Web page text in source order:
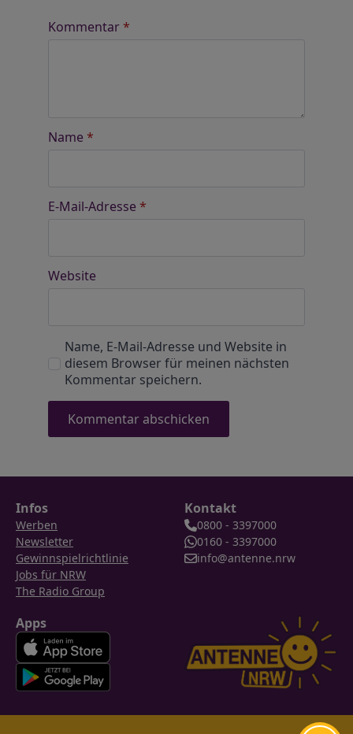
Kommentar*
Name *
E-Mail-Adresse *
Website
Name, E-Mail-Adresse und Website in
diesem Browser für meinen nächsten
Kommentar speichern.
Infos
Werben
Newsletter
Gewinnspielrichtlinie
Jobs für NRW
The Radio Group
Kontakt
0800 - 3397000
0160 - 3397000
info@antenne.nrw
Apps